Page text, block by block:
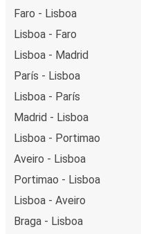
Faro - Lisboa
Lisboa - Faro
Lisboa - Madrid
París - Lisboa
Lisboa - París
Madrid - Lisboa
Lisboa - Portimao
Aveiro - Lisboa
Portimao - Lisboa
Lisboa - Aveiro
Braga - Lisboa